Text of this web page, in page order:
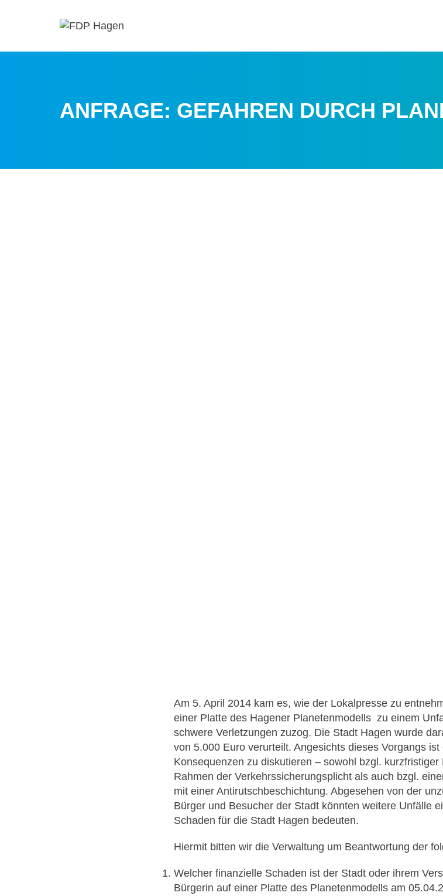
ANFRAGE: GEFAHREN DURCH
Am 5. April 2014 kam es, wie der Lokalpresse zu
einer Platte des Hagener Planetenmodells zu einem
schwere Verletzungen zuzog. Die Stadt Hagen wurde
von 5.000 Euro verurteilt. Angesichts dieses Vorgangs
Konsequenzen zu diskutieren – sowohl bzgl.
Rahmen der Verkehrssicherungsplicht als auch bzgl.
mit einer Antirutschbeschichtung. Abgesehen von der
Bürger und Besucher der Stadt könnten weitere Unfälle
Schaden für die Stadt Hagen bedeuten.
Hiermit bitten wir die Verwaltung um Beantwortung der
Welcher finanzielle Schaden ist der Stadt oder ihrem
Bürgerin auf einer Platte des Planetenmodells am